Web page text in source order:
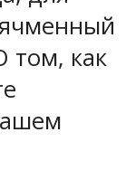
том, как